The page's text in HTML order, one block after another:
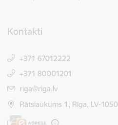
Kontakti
+371 67012222
+371 80001201
E-pasts:
riga@riga.lv
Rātslaukums 1, Rīga, LV-1050